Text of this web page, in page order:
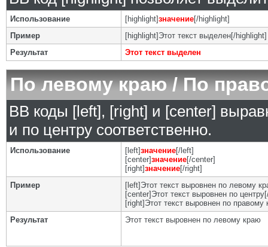
Использование [highlight]значение[/highlight]
Пример
[highlight]Этот текст выделен[/highlight]
Результат
Этот текст выделен
По левому краю / По
BB коды [left], [right] и [center]
и по центру соответственно.
Использование [left]значение[/left]
[center]значение[/center]
[right]значение[/right]
Пример
[left]Этот текст выровнен по левому
[center]Этот текст выровнен по
[right]Этот текст выровнен по правому
Результат
Этот текст выровнен по левому краю